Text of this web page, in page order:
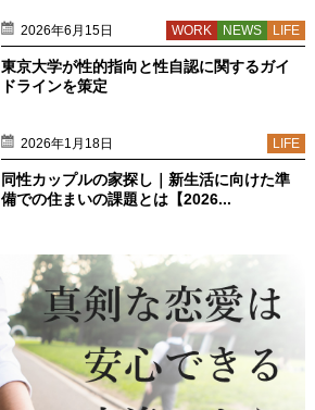
2026年6月15日 LIFE
NEWS
WORK
東京大学が性的指向と性自認に関するガイ
ドラインを策定
2026年1月18日 LIFE
同性カップルの家探し｜新生活に向けた準
備での住まいの課題とは【2026...